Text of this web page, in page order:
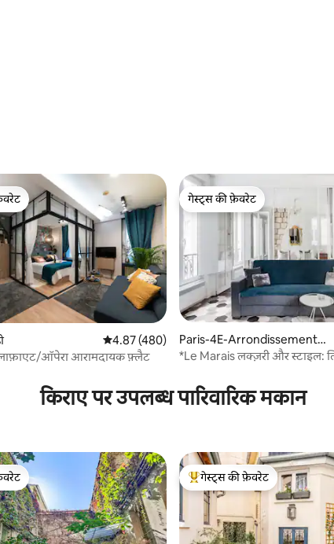
औसत रेटिंग 5 में से 4.87, 480 समीक्षाएँ
4.87 (480)
सैक्रे-कोएर /लाफ़ाएट/ऑपेरा आरामदायक फ़्लैट
गेस्ट्स की फ़ेवरेट
गेस्ट्स की फ़ेवरेट
Paris-4E-Arrondissement
में कॉन्डो
*Le Marais लक्ज़री और स्टाइल:
किराए पर उपलब्ध पारिवारिक मकान
गेस्ट्स का टॉप फ़ेवरेट
गेस्ट्स की फ़ेवरेट